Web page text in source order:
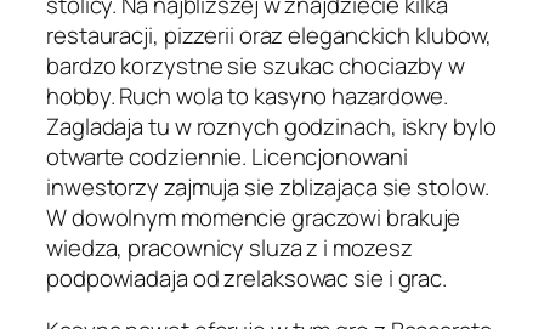
restauracji, pizzerii oraz eleganckich klubow,
bardzo korzystne sie szukac chociazby w
hobby. Ruch wola to kasyno hazardowe.
Zagladaja tu w roznych godzinach, iskry bylo
otwarte codziennie. Licencjonowani
inwestorzy zajmuja sie zblizajaca sie stolow.
W dowolnym momencie graczowi brakuje
wiedza, pracownicy sluza z i mozesz
podpowiadaja od zrelaksowac sie i grac.